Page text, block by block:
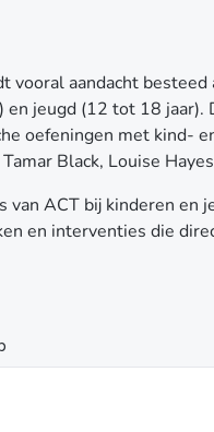
vooral aandacht besteed
en jeugd (12 tot 18 jaar).
oefeningen met kind-
Black, Louise
van ACT bij kinderen en
en interventies die